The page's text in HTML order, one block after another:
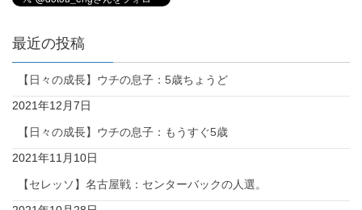
最近の投稿
【日々の成長】ウチの息子：5歳ちょうど
2021年12月7日
【日々の成長】ウチの息子：もうすぐ5歳
2021年11月10日
【セレッソ】名古屋戦：センターバックの人選。